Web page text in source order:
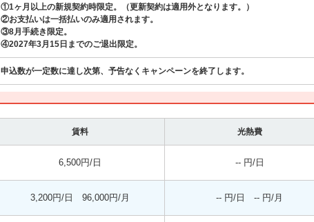
①1ヶ月以上の新規契約時限定。（更新契約は適用外となります。）
②お支払いは一括払いのみ適用されます。
③8月手続き限定。
④2027年3月15日までのご退出限定。
申込数が一定数に達し次第、予告なくキャンペーンを終了します。
賃料 光熱費
6,500円/日 -- 円/日
3,200円/日 96,000円/月 -- 円/日 -- 円/月